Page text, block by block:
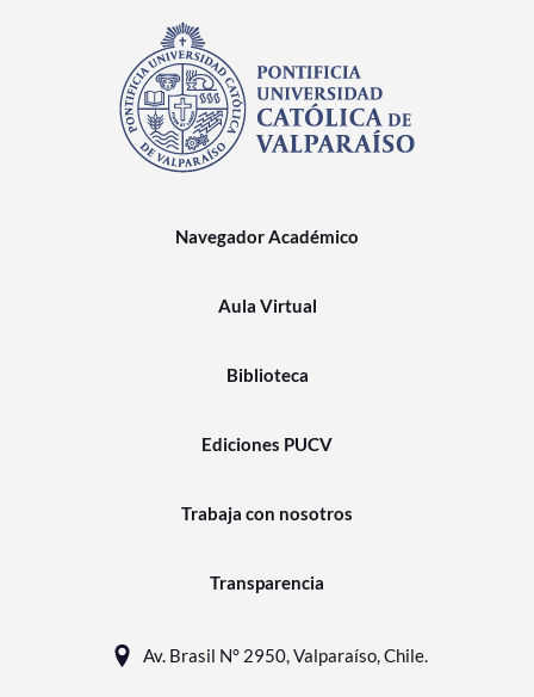
Navegador Académico
Aula Virtual
Biblioteca
Ediciones PUCV
Trabaja con nosotros
Transparencia
Av. Brasil N° 2950, Valparaíso, Chile.